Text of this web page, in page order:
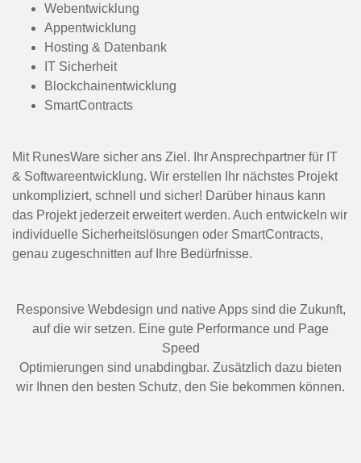
Webentwicklung
Appentwicklung
Hosting & Datenbank
IT Sicherheit
Blockchainentwicklung
SmartContracts
Mit RunesWare sicher ans Ziel. Ihr Ansprechpartner für IT
& Softwareentwicklung. Wir erstellen Ihr nächstes Projekt
unkompliziert, schnell und sicher! Darüber hinaus kann
das Projekt jederzeit erweitert werden. Auch entwickeln wir
individuelle Sicherheitslösungen oder SmartContracts,
genau zugeschnitten auf Ihre Bedürfnisse.
Responsive Webdesign und native Apps sind die Zukunft,
auf die wir setzen. Eine gute Performance und Page
Speed
Optimierungen sind unabdingbar. Zusätzlich dazu bieten
wir Ihnen den besten Schutz, den Sie bekommen können.